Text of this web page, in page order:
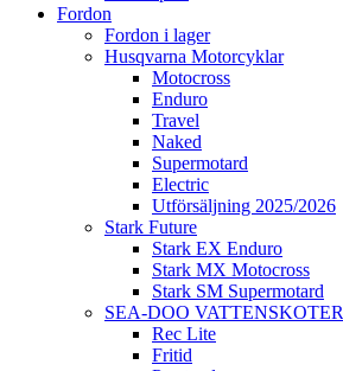
Fordon
Fordon i lager
Husqvarna Motorcyklar
Motocross
Enduro
Travel
Naked
Supermotard
Electric
Utförsäljning 2025/2026
Stark Future
Stark EX Enduro
Stark MX Motocross
Stark SM Supermotard
SEA-DOO VATTENSKOTER
Rec Lite
Fritid